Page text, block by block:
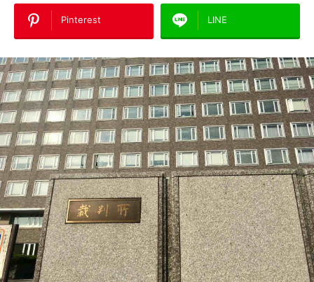
Pinterest LINE